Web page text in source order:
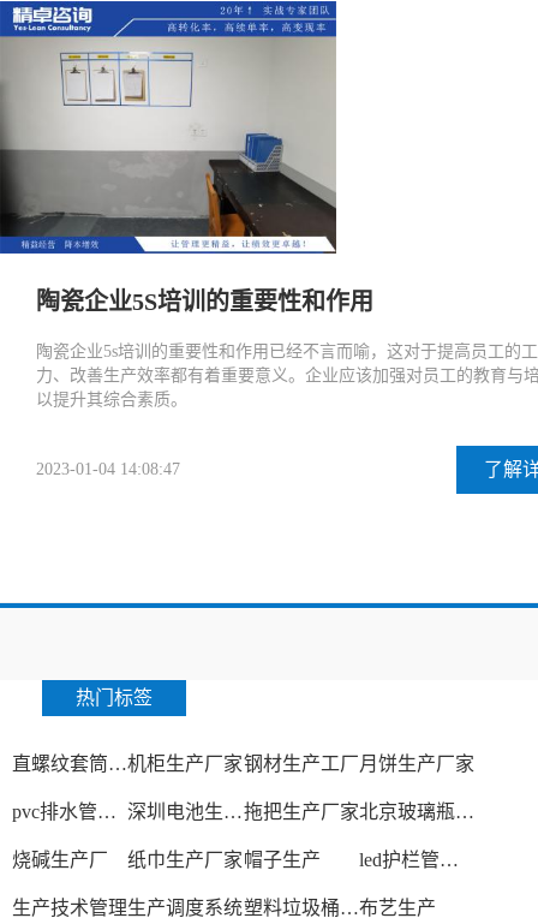
陶瓷企业5S培训的重要性和作用
陶瓷企业5s培训的重要性和作用已经不言而喻，这对于提高员工的
力、改善生产效率都有着重要意义。企业应该加强对员工的教育与
以提升其综合素质。
2023-01-04 14:08:47 了解
热门标签
直螺纹套筒生产厂家机柜生产厂家钢材生产工厂月饼生产厂家
pvc排水管生产厂家 深圳电池生产厂家拖把生产厂家 北京玻璃瓶生产厂家
烧碱生产厂 纸巾生产厂家帽子生产 led护栏管生产厂家
生产技术管理生产调度系统 塑料垃圾桶生产布艺生产